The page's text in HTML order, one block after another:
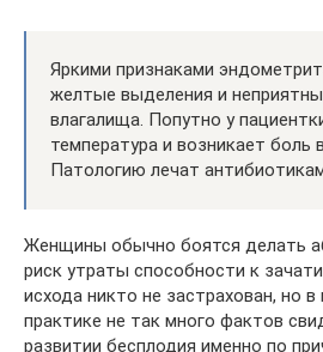
Яркими признаками
желтые выделения и
влагалища. Попутно у
температура и возникает боль
Патологию лечат
Женщины обычно боятся делать
риск утраты способности к
исхода никто не застрахован, но
практике не так много фактов
развитии бесплодия именно по